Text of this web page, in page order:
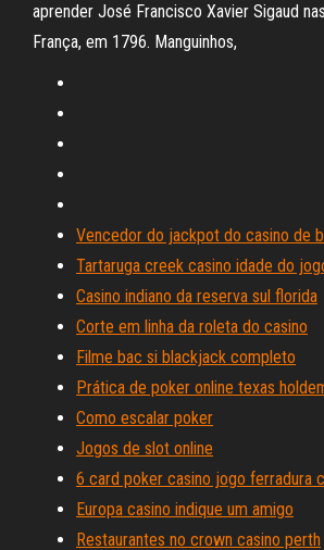
aprender José Francisco Xavier Sigaud
França, em 1796. Manguinhos,
Vencedor do jackpot do casino de
Tartaruga creek casino idade do
Casino indiano da reserva sul florida
Corte em linha da roleta do casino
Filme bac si blackjack completo
Prática de poker online texas
Como escalar poker
Jogos de slot online
6 card poker casino jogo ferradura
Europa casino indique um amigo
Restaurantes no crown casino perth